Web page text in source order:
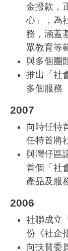
金撥款，
心」，為
務，涵蓋
眾教育等
與多個團
推出「社
多個服務
2007
向時任特
任特首將
與灣仔區
首個「社
產品及服
2006
社聯成立
份《社企
向扶貧委